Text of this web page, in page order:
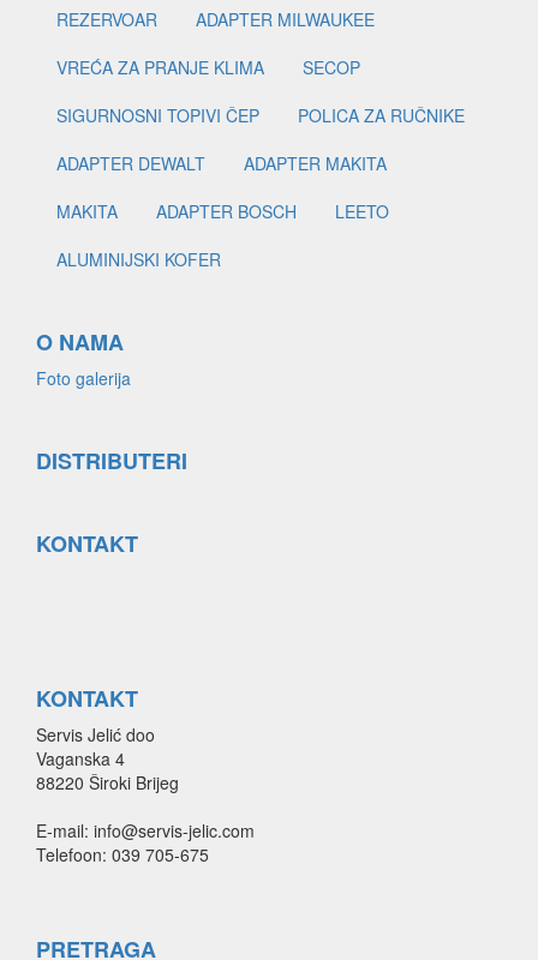
REZERVOAR
ADAPTER MILWAUKEE
VREĆA ZA PRANJE KLIMA
SECOP
SIGURNOSNI TOPIVI ČEP
POLICA ZA RUČNIKE
ADAPTER DEWALT
ADAPTER MAKITA
MAKITA
ADAPTER BOSCH
LEETO
ALUMINIJSKI KOFER
O NAMA
Foto galerija
DISTRIBUTERI
KONTAKT
KONTAKT
Servis Jelić doo
Vaganska 4
88220 Široki Brijeg
E-mail: info@servis-jelic.com
Telefoon: 039 705-675
PRETRAGA